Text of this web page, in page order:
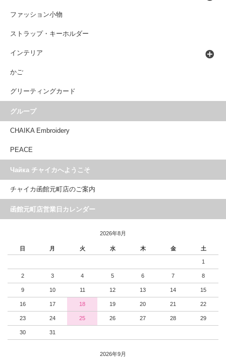
ファッション小物
ストラップ・キーホルダー
インテリア
かご
グリーティングカード
グループ
CHAIKA Embroidery
PEACE
Чайка チャイカへようこそ
チャイカ函館元町店のご案内
函館元町店営業日カレンダー
2026年8月
日 月 火 水 木 金 土
1
2 3 4 5 6 7 8
9 10 11 12 13 14 15
16 17 18 19 20 21 22
23 24 25 26 27 28 29
30 31
2026年9月